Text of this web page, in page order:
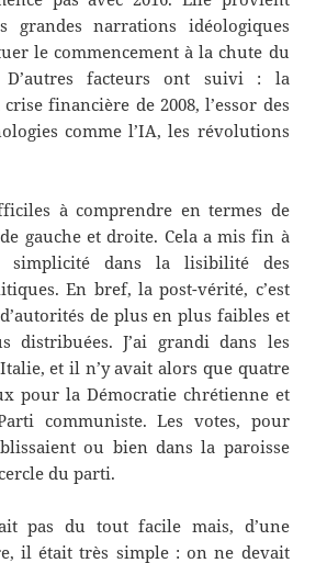
grandes narrations idéologiques
le commencement à la chute du
facteurs ont suivi : la
financière de 2008, l’essor des
comme l’IA, les révolutions
à comprendre en termes de
gauche et droite. Cela a mis fin à
simplicité dans la lisibilité des
En bref, la post-vérité, c’est
de plus en plus faibles et
distribuées. J’ai grandi dans les
et il n’y avait alors que quatre
pour la Démocratie chrétienne et
communiste. Les votes, pour
ou bien dans la paroisse
du parti.
pas du tout facile mais, d’une
il était très simple : on ne devait